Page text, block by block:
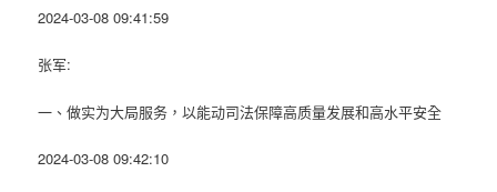
2024-03-08 09:41:59
张军:
一、做实为大局服务，以能动司法保障高质量发展和高水平安全
2024-03-08 09:42:10